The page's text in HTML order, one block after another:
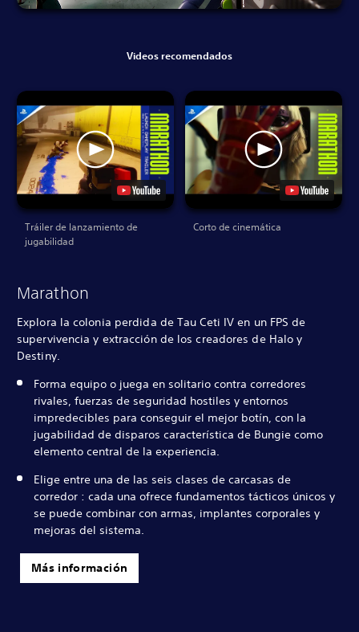
Videos recomendados
Tráiler de lanzamiento de
jugabilidad
Corto de cinemática
Marathon
Explora la colonia perdida de Tau Ceti IV en un FPS de
supervivencia y extracción de los creadores de Halo y
Destiny.
Forma equipo o juega en solitario contra corredores
rivales, fuerzas de seguridad hostiles y entornos
impredecibles para conseguir el mejor botín, con la
jugabilidad de disparos característica de Bungie como
elemento central de la experiencia.
Elige entre una de las seis clases de carcasas de
corredor : cada una ofrece fundamentos tácticos únicos y
se puede combinar con armas, implantes corporales y
mejoras del sistema.
Más información